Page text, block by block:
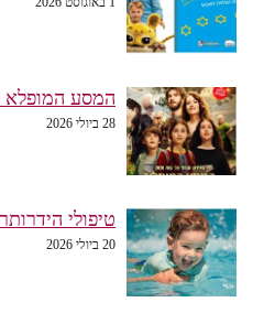
המסע המופלא
28 ביולי 2026
טיפולי
20 ביולי 2026